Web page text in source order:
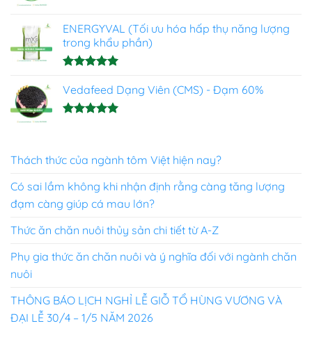
5 sao
ENERGYVAL (Tối ưu hóa hấp thụ năng lượng
trong khẩu phần)
hạng5.00
Vedafeed Dạng Viên (CMS) - Đạm 60%
Thách thức của ngành tôm Việt hiện nay?
Có sai lầm không khi nhận định rằng càng tăng lượng
đạm càng giúp cá mau lớn?
Thức ăn chăn nuôi thủy sản chi tiết từ A-Z
Phụ gia thức ăn chăn nuôi và ý nghĩa đối với ngành chăn
nuôi
THÔNG BÁO LỊCH NGHỈ LỄ GIỖ TỔ HÙNG VƯƠNG VÀ
ĐẠI LỄ 30/4 – 1/5 NĂM 2026